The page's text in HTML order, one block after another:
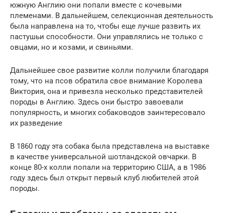
южную Англию они попали вместе с кочевыми
племенами. В дальнейшем, селекционная деятельность
была направлена на то, чтобы еще лучше развить их
пастушьи способности. Они управлялись не только с
овцами, но и козами, и свиньями.
Дальнейшее свое развитие колли получили благодаря
тому, что на псов обратила свое внимание Королева
Виктория, она и привезла несколько представителей
породы в Англию. Здесь они быстро завоевали
популярность, и многих собаководов заинтересовало
их разведение
В 1860 году эта собака была представлена на выставке
в качестве универсальной шотландской овчарки. В
конце 80-х колли попали на территорию США, а в 1986
году здесь был открыт первый клуб любителей этой
породы.